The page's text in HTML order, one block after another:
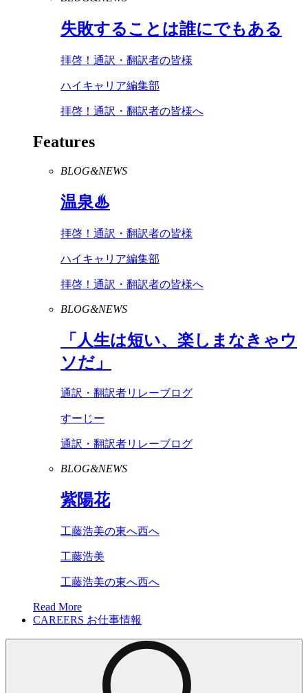
失敗することは誰にでもある
拝啓！通訳・翻訳者の皆様
ハイキャリア編集部
拝啓！通訳・翻訳者の皆様へ
Features
BLOG&NEWS
温泉♨
拝啓！通訳・翻訳者の皆様
ハイキャリア編集部
拝啓！通訳・翻訳者の皆様へ
BLOG&NEWS
「人生は短い、楽しまなきゃウ
ソだ」
通訳・翻訳者リレーブログ
すーじー
通訳・翻訳者リレーブログ
BLOG&NEWS
紫陽花
工藤浩美の東へ西へ
工藤浩美
工藤浩美の東へ西へ
Read More
CAREERS お仕事情報